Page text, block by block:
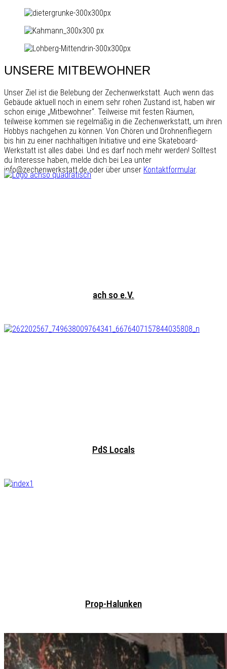
UNSERE MITBEWOHNER
Unser Ziel ist die Belebung der Zechenwerkstatt. Auch wenn das
Gebäude aktuell noch in einem sehr rohen Zustand ist, haben wir
schon einige „Mitbewohner“. Teilweise mit festen Räumen,
teilweise kommen sie regelmäßig in die Zechenwerkstatt, um ihren
Hobbys nachgehen zu können. Von Chören und Drohnenfliegern
bis hin zu einer nachhaltigen Initiative und eine Skateboard-
Werkstatt ist alles dabei. Und es darf noch mehr werden! Solltest
du Interesse haben, melde dich bei Lea unter
info@zechenwerkstatt.de oder über unser Kontaktformular.
ach so e.V.
PdS Locals
Prop-Halunken